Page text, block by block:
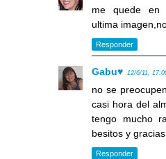
me quede en
ultima
Responder
Gabu♥ 12/6/11,
no se
casi hora del
tengo mucho
besitos y gracias
Responder